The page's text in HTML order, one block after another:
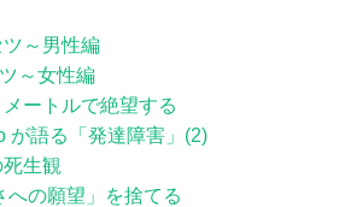
～男性編
～女性編
ートルで絶望する
語る「発達障害」(2)
生観
への願望」を捨てる